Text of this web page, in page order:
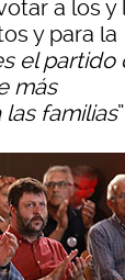
a los y
y para la
el partido
más
familias